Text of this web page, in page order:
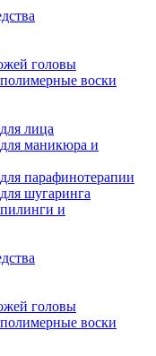
головы
воски
лица
маникюра и
парафинотерапии
шугаринга
и
головы
воски